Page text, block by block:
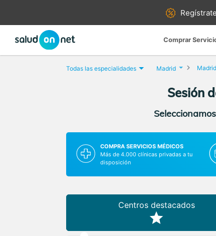
Comprar
Todas las especialidades Madrid Madrid
Sesión
COMPRA SERVICIOS MÉDICOS
Más de 4.000 clínicas privadas a tu
disposición
Centros destacados